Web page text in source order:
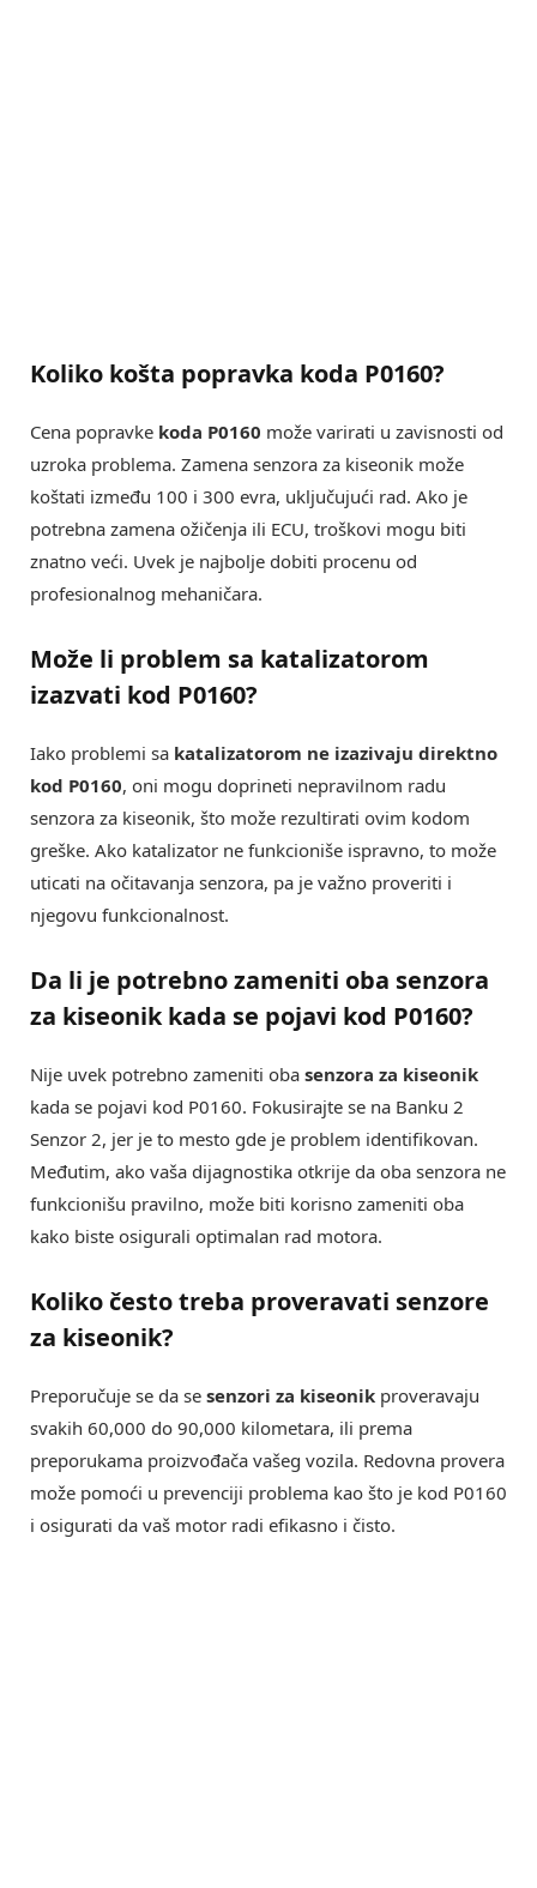
Koliko košta popravka koda P0160?
Cena popravke koda P0160 može varirati u zavisnosti od
uzroka problema. Zamena senzora za kiseonik može
koštati između 100 i 300 evra, uključujući rad. Ako je
potrebna zamena ožičenja ili ECU, troškovi mogu biti
znatno veći. Uvek je najbolje dobiti procenu od
profesionalnog mehaničara.
Može li problem sa katalizatorom
izazvati kod P0160?
Iako problemi sa katalizatorom ne izazivaju direktno
kod P0160, oni mogu doprineti nepravilnom radu
senzora za kiseonik, što može rezultirati ovim kodom
greške. Ako katalizator ne funkcioniše ispravno, to može
uticati na očitavanja senzora, pa je važno proveriti i
njegovu funkcionalnost.
Da li je potrebno zameniti oba senzora
za kiseonik kada se pojavi kod P0160?
Nije uvek potrebno zameniti oba senzora za kiseonik
kada se pojavi kod P0160. Fokusirajte se na Banku 2
Senzor 2, jer je to mesto gde je problem identifikovan.
Međutim, ako vaša dijagnostika otkrije da oba senzora ne
funkcionišu pravilno, može biti korisno zameniti oba
kako biste osigurali optimalan rad motora.
Koliko često treba proveravati senzore
za kiseonik?
Preporučuje se da se senzori za kiseonik proveravaju
svakih 60,000 do 90,000 kilometara, ili prema
preporukama proizvođača vašeg vozila. Redovna provera
može pomoći u prevenciji problema kao što je kod P0160
i osigurati da vaš motor radi efikasno i čisto.